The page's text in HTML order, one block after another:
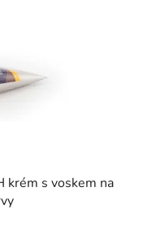
krém s voskem na